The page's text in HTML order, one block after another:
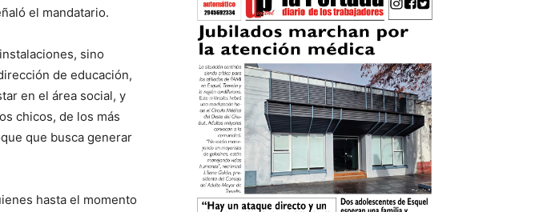
el mandatario.
sino
de educación,
en el área social, y
chicos, de los más
que busca generar
hasta el momento